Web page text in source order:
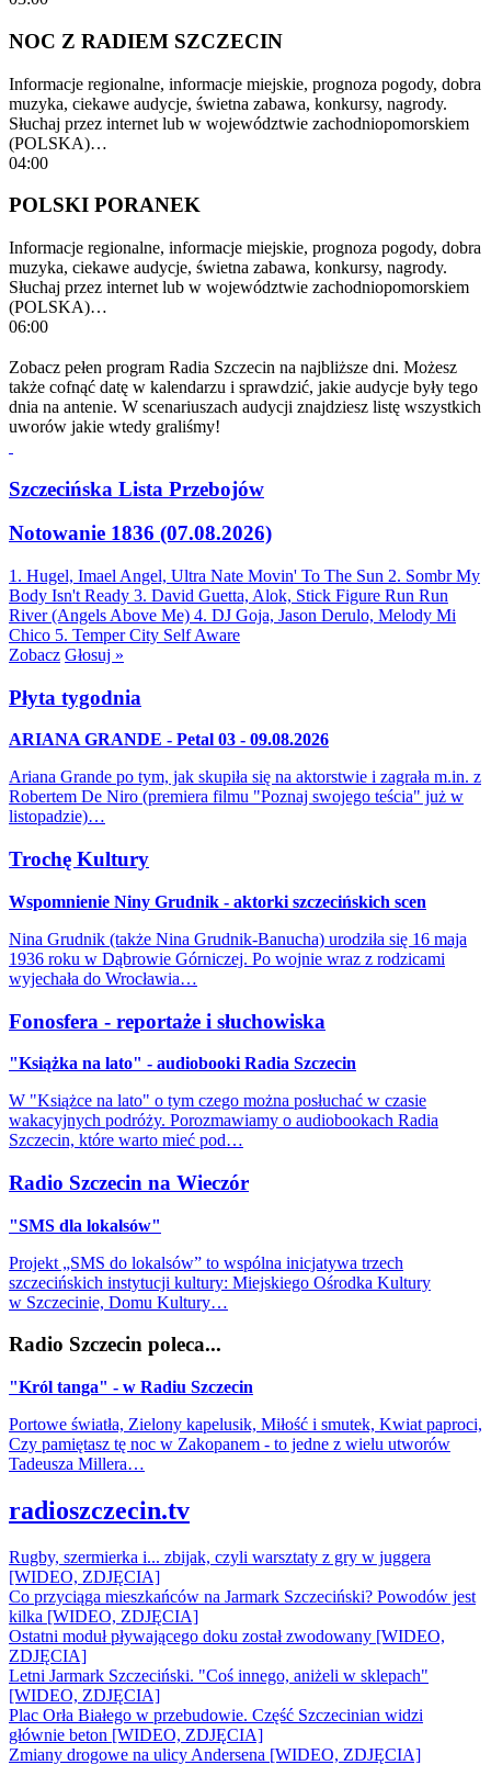
NOC Z RADIEM SZCZECIN
Informacje regionalne, informacje miejskie, prognoza pogody, dobra
muzyka, ciekawe audycje, świetna zabawa, konkursy, nagrody.
Słuchaj przez internet lub w województwie zachodniopomorskiem
(POLSKA)…
04:00
POLSKI PORANEK
Informacje regionalne, informacje miejskie, prognoza pogody, dobra
muzyka, ciekawe audycje, świetna zabawa, konkursy, nagrody.
Słuchaj przez internet lub w województwie zachodniopomorskiem
(POLSKA)…
06:00
Zobacz pełen program Radia Szczecin na najbliższe dni. Możesz
także cofnąć datę w kalendarzu i sprawdzić, jakie audycje były tego
dnia na antenie. W scenariuszach audycji znajdziesz listę wszystkich
uworów jakie wtedy graliśmy!
Szczecińska Lista Przebojów
Notowanie 1836 (07.08.2026)
1. Hugel, Imael Angel, Ultra Nate Movin' To The Sun 2. Sombr My
Body Isn't Ready 3. David Guetta, Alok, Stick Figure Run Run
River (Angels Above Me) 4. DJ Goja, Jason Derulo, Melody Mi
Chico 5. Temper City Self Aware
Zobacz Głosuj »
Płyta tygodnia
ARIANA GRANDE - Petal 03 - 09.08.2026
Ariana Grande po tym, jak skupiła się na aktorstwie i zagrała m.in. z
Robertem De Niro (premiera filmu "Poznaj swojego teścia" już w
listopadzie)…
Trochę Kultury
Wspomnienie Niny Grudnik - aktorki szczecińskich scen
Nina Grudnik (także Nina Grudnik-Banucha) urodziła się 16 maja
1936 roku w Dąbrowie Górniczej. Po wojnie wraz z rodzicami
wyjechała do Wrocławia…
Fonosfera - reportaże i słuchowiska
"Książka na lato" - audiobooki Radia Szczecin
W "Książce na lato" o tym czego można posłuchać w czasie
wakacyjnych podróży. Porozmawiamy o audiobookach Radia
Szczecin, które warto mieć pod…
Radio Szczecin na Wieczór
"SMS dla lokalsów"
Projekt „SMS do lokalsów” to wspólna inicjatywa trzech
szczecińskich instytucji kultury: Miejskiego Ośrodka Kultury
w Szczecinie, Domu Kultury…
Radio Szczecin poleca...
"Król tanga" - w Radiu Szczecin
Portowe światła, Zielony kapelusik, Miłość i smutek, Kwiat paproci,
Czy pamiętasz tę noc w Zakopanem - to jedne z wielu utworów
Tadeusza Millera…
radioszczecin.tv
Rugby, szermierka i... zbijak, czyli warsztaty z gry w juggera
[WIDEO, ZDJĘCIA]
Co przyciąga mieszkańców na Jarmark Szczeciński? Powodów jest
kilka [WIDEO, ZDJĘCIA]
Ostatni moduł pływającego doku został zwodowany [WIDEO,
ZDJĘCIA]
Letni Jarmark Szczeciński. "Coś innego, aniżeli w sklepach"
[WIDEO, ZDJĘCIA]
Plac Orła Białego w przebudowie. Część Szczecinian widzi
głównie beton [WIDEO, ZDJĘCIA]
Zmiany drogowe na ulicy Andersena [WIDEO, ZDJĘCIA]